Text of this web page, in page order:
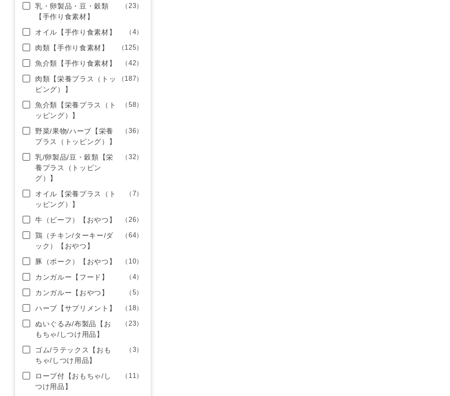
乳・卵製品・豆・穀類
【手作り食素材】
（23）
オイル【手作り食素材】 （4）
肉類【手作り食素材】 （125）
魚介類【手作り食素材】 （42）
肉類【栄養プラス（トッ
ピング）】
（187）
魚介類【栄養プラス（ト
ッピング）】
（58）
野菜/果物/ハーブ【栄養
プラス（トッピング）】
（36）
乳/卵製品/豆・穀類【栄
養プラス（トッピン
グ）】
（32）
オイル【栄養プラス（ト
ッピング）】
（7）
牛（ビーフ）【おやつ】 （26）
鶏（チキン/ターキー/ダ
ック）【おやつ】
（64）
豚（ポーク）【おやつ】 （10）
カンガルー【フード】 （4）
カンガルー【おやつ】 （5）
ハーブ【サプリメント】 （18）
ぬいぐるみ/布製品【お
もちゃ/しつけ用品】
（23）
ゴム/ラテックス【おも
ちゃ/しつけ用品】
（3）
ロープ付【おもちゃ/し
つけ用品】
（11）